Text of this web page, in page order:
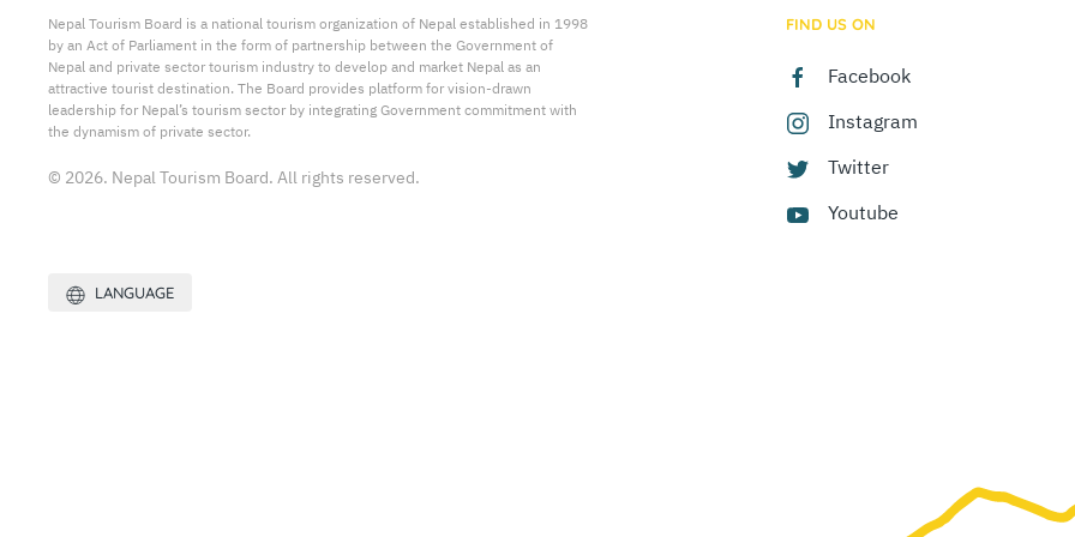
Nepal Tourism Board is a national tourism organization of Nepal established in 1998
by an Act of Parliament in the form of partnership between the Government of
Nepal and private sector tourism industry to develop and market Nepal as an
attractive tourist destination. The Board provides platform for vision-drawn
leadership for Nepal’s tourism sector by integrating Government commitment with
the dynamism of private sector.
© 2026. Nepal Tourism Board. All rights reserved.
LANGUAGE
FIND US ON
Facebook
Instagram
Twitter
Youtube